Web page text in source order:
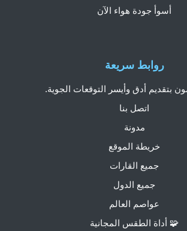
روابط سريعة
بتقديم أدق وأيسر التوقعات الجوية.
اتصل بنا
مدونة
خريطة الموقع
جميع القارات
جميع الدول
عواصم العالم
🧩 أداة الطقس المجانية
أسوأ جودة هواء الآن